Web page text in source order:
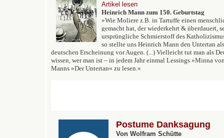
Artikel lesen
Heinrich Mann zum 150. Geburtstag
»Wie Moliere z.B. in Tartuffe einen
gemacht hat, der wiederkehrt & überdauert,
ursprüngliche Schmierstoff des
so stellte uns Heinrich Mann den Untertan
deutschen Erscheinung vor Augen. (...) Vielleicht tut man als
wissen, wer man ist – in jedem Jahr einmal Lessings »Minna
Manns »Der Untertan« zu lesen.«
Postume Danksagung
Von Wolfram Schütte